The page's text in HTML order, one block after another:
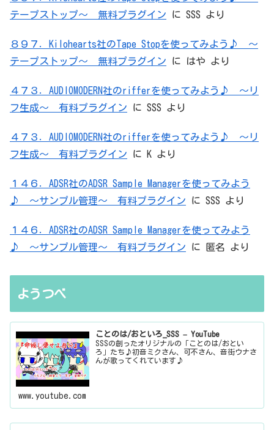
テープストップ～ 無料プラグイン に SSS より
８９７．Kilohearts社のTape Stopを使ってみよう♪ ～
テープストップ～ 無料プラグイン に はや より
４７３．AUDIOMODERN社のrifferを使ってみよう♪ ～リ
フ生成～ 有料プラグイン に SSS より
４７３．AUDIOMODERN社のrifferを使ってみよう♪ ～リ
フ生成～ 有料プラグイン に K より
１４６．ADSR社のADSR Sample Managerを使ってみよう
♪ ～サンプル管理～ 有料プラグイン に SSS より
１４６．ADSR社のADSR Sample Managerを使ってみよう
♪ ～サンプル管理～ 有料プラグイン に 匿名 より
ようつべ
ことのは/おといろ_SSS – YouTube
SSSの創ったオリジナルの「ことのは/おとい
ろ」たち♪初音ミクさん、可不さん、音街ウナさ
んが歌ってくれています♪
www.youtube.com